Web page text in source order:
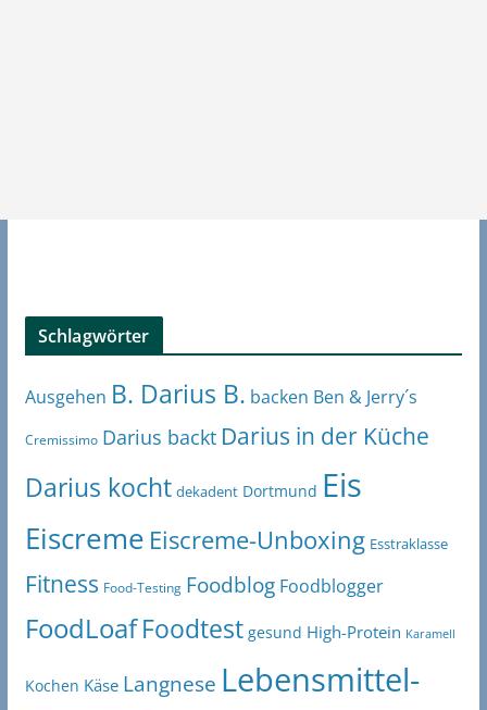
Schlagwörter
Ausgehen B. Darius B. backen Ben & Jerry´s
Cremissimo Darius backt Darius in der Küche
Darius kocht dekadent Dortmund Eis
Eiscreme Eiscreme-Unboxing Esstraklasse
Fitness Food-Testing Foodblog Foodblogger
FoodLoaf Foodtest gesund High-Protein Karamell
Kochen Käse Langnese Lebensmittel-